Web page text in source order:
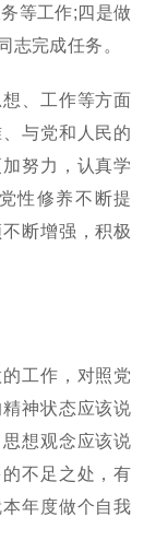
等工作;四是做
志完成任务。
、工作等方面
与党和人民的
努力，认真学
性修养不断提
断增强，积极
工作，对照党
神状态应该说
想观念应该说
不足之处，有
年度做个自我